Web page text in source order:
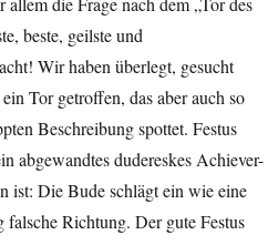
beste, geilste und
Wir haben überlegt, gesucht
Tor getroffen, das aber auch so
Beschreibung spottet. Festus
abgewandtes dudereskes Achiever-
ist: Die Bude schlägt ein wie eine
Richtung. Der gute Festus